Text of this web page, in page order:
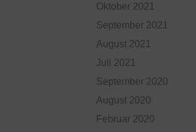
Oktober 2021
September 2021
August 2021
Juli 2021
September 2020
August 2020
Februar 2020